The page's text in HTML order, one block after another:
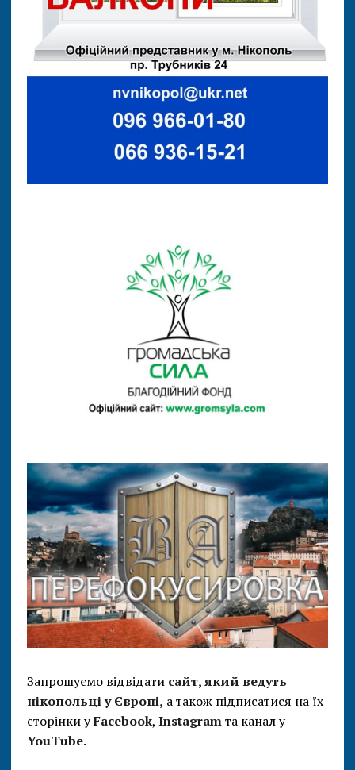
Запрошуємо відвідати сайт, який ведуть
нікопольці у Європі, а також підписатися на їх
сторінки уFacebook, Instagramта канал у
YouTube.